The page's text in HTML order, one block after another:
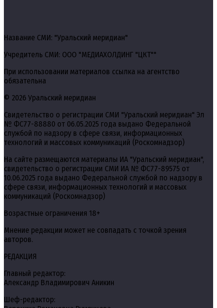
Название СМИ: "Уральский меридиан"
Учредитель СМИ: ООО "МЕДИАХОЛДИНГ "ЦКТ""
При использовании материалов ссылка на агентство
обязательна
© 2026 Уральский меридиан
Свидетельство о регистрации СМИ "Уральский меридиан" Эл
№ ФС77-88880 от 06.05.2025 года выдано Федеральной
службой по надзору в сфере связи, информационных
технологий и массовых коммуникаций (Роскомнадзор)
На сайте размещаются материалы ИА "Уральский меридиан",
свидетельство о регистрации СМИ ИА № ФС77-89575 от
10.06.2025 года выдано Федеральной службой по надзору в
сфере связи, информационных технологий и массовых
коммуникаций (Роскомнадзор)
Возрастные ограничения 18+
Мнение редакции может не совпадать с точкой зрения
авторов.
РЕДАКЦИЯ
Главный редактор:
Александр Владимирович Аникин
Шеф-редактор: